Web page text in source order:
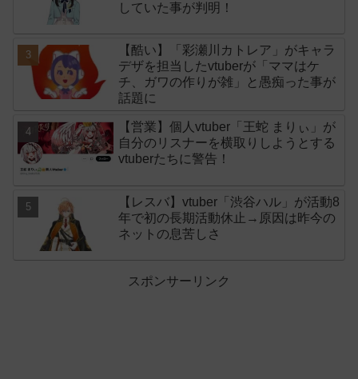
していた事が判明！
【酷い】「彩瀬川カトレア」がキャラ
デザを担当したvtuberが「ママはケ
チ、ガワの作りが雑」と愚痴った事が
話題に
【営業】個人vtuber「王蛇 まりぃ」が
自分のリスナーを横取りしようとする
vtuberたちに警告！
【レスバ】vtuber「渋谷ハル」が活動8
年で初の長期活動休止→原因は昨今の
ネットの息苦しさ
スポンサーリンク